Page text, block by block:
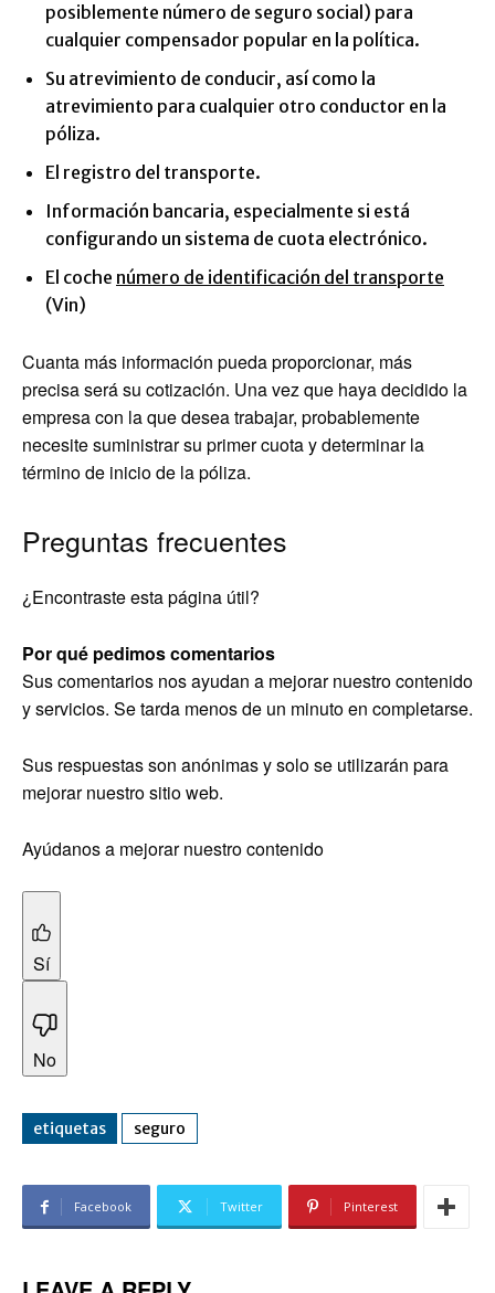
posiblemente número de seguro social) para
cualquier compensador popular en la política.
Su atrevimiento de conducir, así como la
atrevimiento para cualquier otro conductor en la
póliza.
El registro del transporte.
Información bancaria, especialmente si está
configurando un sistema de cuota electrónico.
El coche número de identificación del transporte
(Vin)
Cuanta más información pueda proporcionar, más
precisa será su cotización. Una vez que haya decidido la
empresa con la que desea trabajar, probablemente
necesite suministrar su primer cuota y determinar la
término de inicio de la póliza.
Preguntas frecuentes
¿Encontraste esta página útil?
Por qué pedimos comentarios
Sus comentarios nos ayudan a mejorar nuestro contenido
y servicios. Se tarda menos de un minuto en completarse.
Sus respuestas son anónimas y solo se utilizarán para
mejorar nuestro sitio web.
Ayúdanos a mejorar nuestro contenido
Sí
No
etiquetas seguro
Facebook Twitter Pinterest